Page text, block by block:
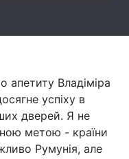
апетиту Владіміра
успіху в
дверей. Я не
метою - країни
Румунія, але